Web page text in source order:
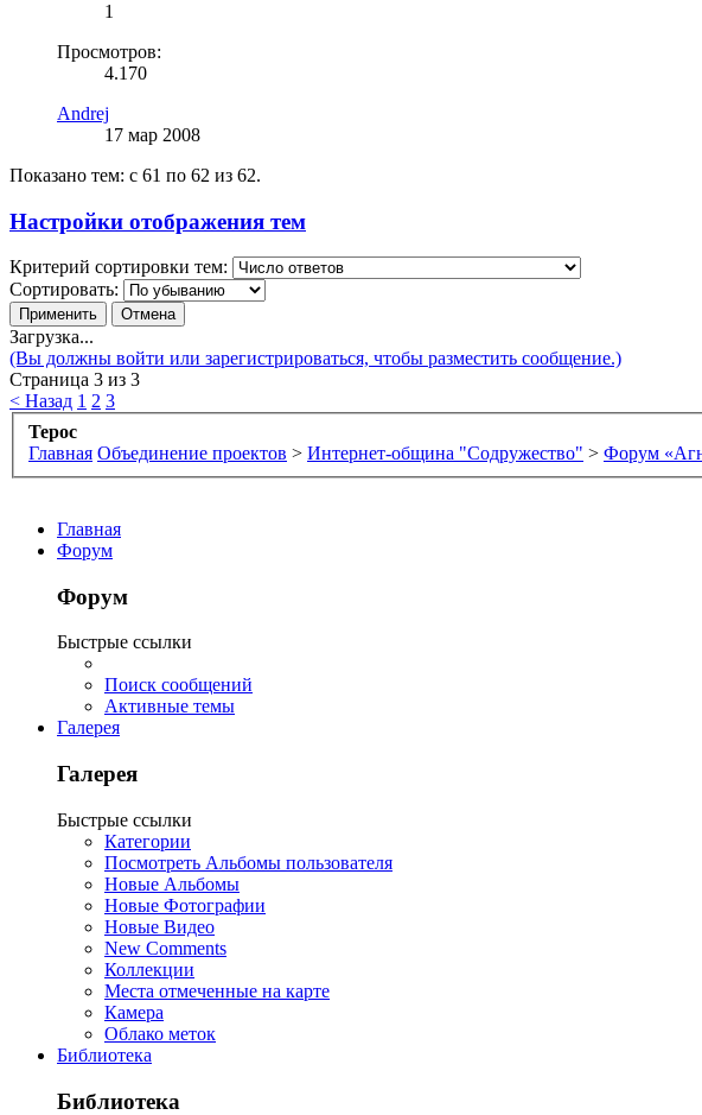
1
Просмотров:
4.170
Andrej
17 мар 2008
Показано тем: с 61 по 62 из 62.
Настройки отображения тем
Критерий сортировки тем:
Сортировать:
Загрузка...
(Вы должны войти или зарегистрироваться, чтобы разместить сообщение.)
Страница 3 из 3
< Назад 1 2 3
Терос
Главная Объединение проектов > Интернет-община "Содружество" > Форум
Главная
Форум
Форум
Быстрые ссылки
Поиск сообщений
Активные темы
Галерея
Галерея
Быстрые ссылки
Категории
Посмотреть Альбомы пользователя
Новые Альбомы
Новые Фотографии
Новые Видео
New Comments
Коллекции
Места отмеченные на карте
Камера
Облако меток
Библиотека
Библиотека